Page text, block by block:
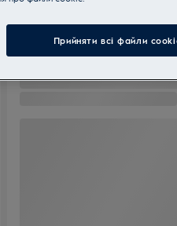
Прийняти всі файли